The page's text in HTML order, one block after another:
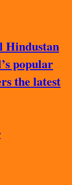
Hindustan
popular
the latest